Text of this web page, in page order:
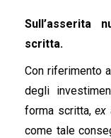
Sull’asserita
scritta.
Con riferimento
degli
forma scritta,ex
come tale